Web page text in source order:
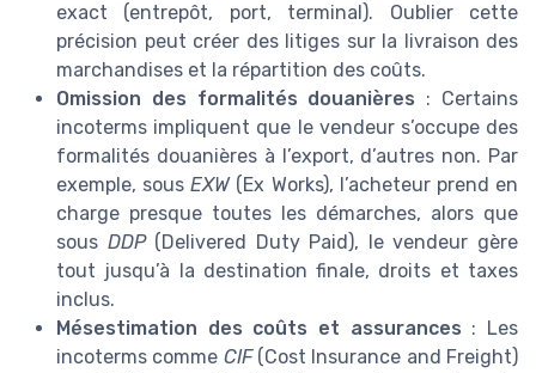
exact (entrepôt, port, terminal). Oublier cette
précision peut créer des litiges sur la livraison des
marchandises et la répartition des coûts.
Omission des formalités douanières : Certains
incoterms impliquent que le vendeur s’occupe des
formalités douanières à l’export, d’autres non. Par
exemple, sousEXW(Ex Works), l’acheteur prend en
charge presque toutes les démarches, alors que
sous DDP(Delivered Duty Paid), le vendeur gère
tout jusqu’à la destination finale, droits et taxes
inclus.
Mésestimation des coûts et assurances : Les
incoterms comme CIF(Cost Insurance and Freight)